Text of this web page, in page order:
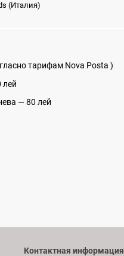
(Италия)
тарифам Nova Posta )
лей
— 80 лей
Контактная информация